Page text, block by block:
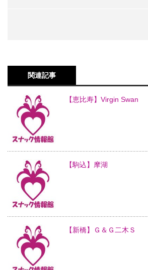
関連記事
【恵比寿】Virgin Swan
【駒込】摩湖
【新橋】Ｇ＆Ｇ二木Ｓ